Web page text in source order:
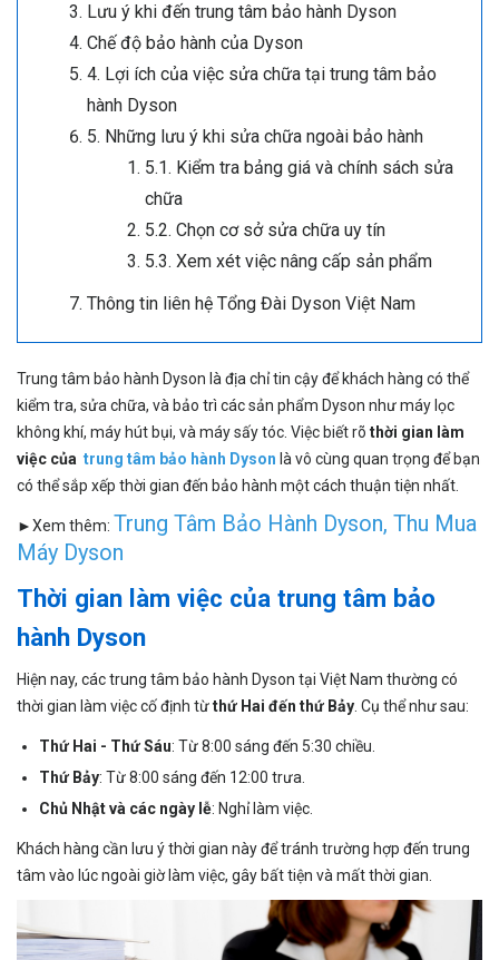
Lưu ý khi đến trung tâm bảo hành Dyson
Chế độ bảo hành của Dyson
4. Lợi ích của việc sửa chữa tại trung tâm bảo
hành Dyson
5. Những lưu ý khi sửa chữa ngoài bảo hành
5.1. Kiểm tra bảng giá và chính sách sửa
chữa
5.2. Chọn cơ sở sửa chữa uy tín
5.3. Xem xét việc nâng cấp sản phẩm
Thông tin liên hệ Tổng Đài Dyson Việt Nam
Trung tâm bảo hành Dyson là địa chỉ tin cậy để khách hàng có thể
kiểm tra, sửa chữa, và bảo trì các sản phẩm Dyson như máy lọc
không khí, máy hút bụi, và máy sấy tóc. Việc biết rõ thời gian làm
việc của trung tâm bảo hành Dyson là vô cùng quan trọng để bạn
có thể sắp xếp thời gian đến bảo hành một cách thuận tiện nhất.
►Xem thêm: Trung Tâm Bảo Hành Dyson, Thu Mua
Máy Dyson
Thời gian làm việc của trung tâm bảo
hành Dyson
Hiện nay, các trung tâm bảo hành Dyson tại Việt Nam thường có
thời gian làm việc cố định từthứ Hai đến thứ Bảy . Cụ thể như sau:
Thứ Hai - Thứ Sáu: Từ 8:00 sáng đến 5:30 chiều.
Thứ Bảy: Từ 8:00 sáng đến 12:00 trưa.
Chủ Nhật và các ngày lễ: Nghỉ làm việc.
Khách hàng cần lưu ý thời gian này để tránh trường hợp đến trung
tâm vào lúc ngoài giờ làm việc, gây bất tiện và mất thời gian.